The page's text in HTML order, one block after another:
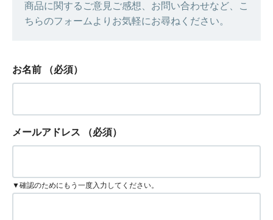
商品に関するご意見ご感想、お問い合わせなど、こ
ちらのフォームよりお気軽にお尋ねください。
お名前 （必須）
メールアドレス （必須）
▼確認のためにもう一度入力してください。